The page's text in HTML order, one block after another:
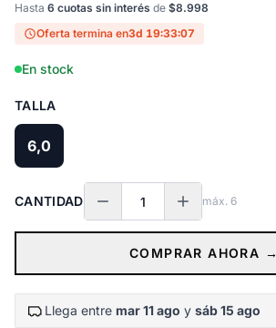
Hasta 6 cuotas sin interés de $8.998
Oferta termina en3d 19:33:07
En stock
TALLA
6,0
CANTIDAD máx. 6
COMPRAR AHORA →
Llega entre mar 11 ago y sáb 15 ago